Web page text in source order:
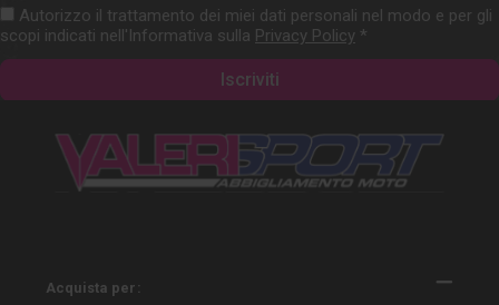
Autorizzo il trattamento dei miei dati personali nel modo e per gli
scopi indicati nell'Informativa sulla Privacy Policy *
Acquista per: